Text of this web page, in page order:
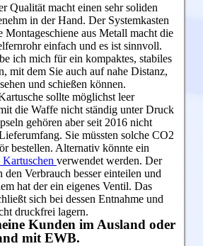
Qualität macht einen sehr soliden
in der Hand. Der Systemkasten
Montageschiene aus Metall macht die
einfach und es ist sinnvoll.
ich mich für ein kompaktes, stabiles
mit dem Sie auch auf nahe Distanz,
und schießen können.
sollte möglichst leer
die Waffe nicht ständig unter Druck
gehören aber seit 2016 nicht
Sie müssten solche CO2
bestellen. Alternativ könnte ein
verwendet werden. Der
den Verbrauch besser einteilen und
hat der ein eigenes Ventil. Das
sich bei dessen Entnahme und
druckfrei lagern.
Kunden im Ausland oder
mit EWB.